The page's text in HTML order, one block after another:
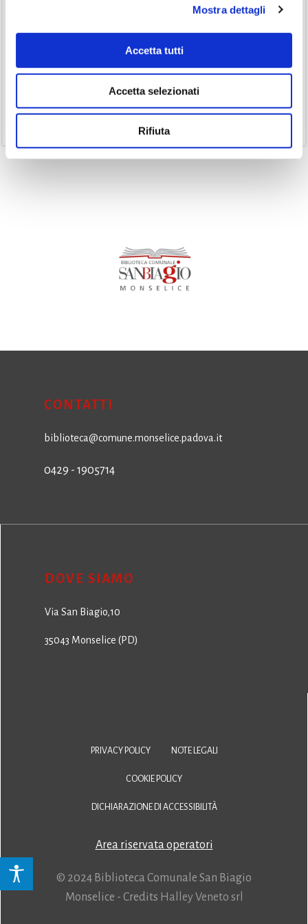
Mostra dettagli
Accetta tutti
Accetta selezionati
Rifiuta
Laboratorio(35)
(14)
CONTATTI
biblioteca@comune.monselice.padova.it
0429 - 1905714
DOVE SIAMO
Via San Biagio,10
35043 Monselice (PD)
PRIVACY POLICY NOTE LEGALI
COOKIE POLICY
DICHIARAZIONE DI ACCESSIBILITÀ
Area riservata operatori
© 2024 Biblioteca Comunale San Biagio
Monselice - Credits Halley Veneto srl